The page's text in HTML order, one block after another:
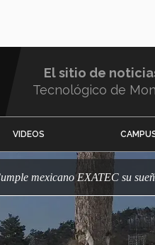
El sitio de
Tecnológico de
VIDEOS
Cumple mexicano EXATEC su